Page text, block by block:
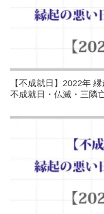
【不成就日】2022年
不成就日・仏滅・三隣